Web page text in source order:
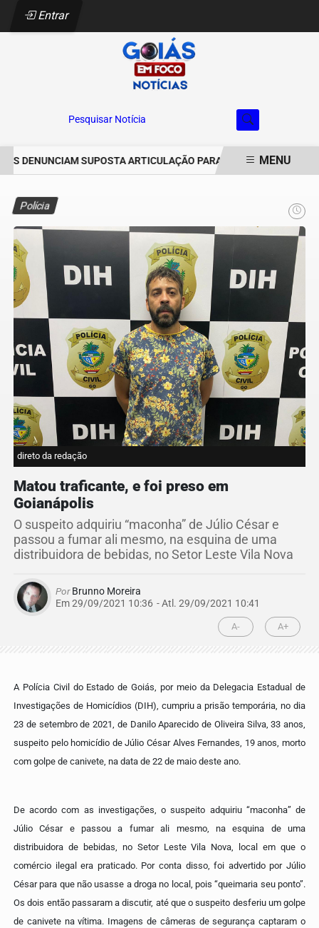
Entrar
Pesquisar Notícia
DENUNCIAM SUPOSTA ARTICULAÇÃO PARA INVASÕES DEMENU
Polícia
direto da redação
Matou traficante, e foi preso em
Goianápolis
O suspeito adquiriu “maconha” de Júlio César e
passou a fumar ali mesmo, na esquina de uma
distribuidora de bebidas, no Setor Leste Vila Nova
PorBrunno Moreira
Em 29/09/2021 10:36 - Atl. 29/09/2021 10:41
A- A+
A Polícia Civil do Estado de Goiás, por meio da Delegacia Estadual de
Investigações de Homicídios (DIH), cumpriu a prisão temporária, no dia
23 de setembro de 2021, de Danilo Aparecido de Oliveira Silva, 33 anos,
suspeito pelo homicídio de Júlio César Alves Fernandes, 19 anos, morto
com golpe de canivete, na data de 22 de maio deste ano.
De acordo com as investigações, o suspeito adquiriu “maconha” de
Júlio César e passou a fumar ali mesmo, na esquina de uma
distribuidora de bebidas, no Setor Leste Vila Nova, local em que o
comércio ilegal era praticado. Por conta disso, foi advertido por Júlio
César para que não usasse a droga no local, pois “queimaria seu ponto”.
Os dois então passaram a discutir, até que o suspeito desferiu um golpe
de canivete na vítima. Imagens de câmeras de segurança captaram o